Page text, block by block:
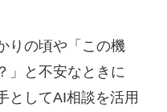
りの頃や「この機
」と不安なときに
としてAI相談を活用